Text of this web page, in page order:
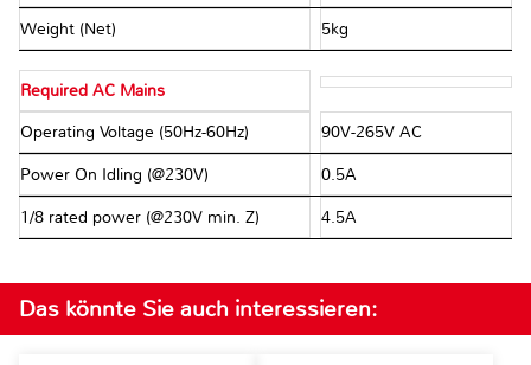
Weight (Net) 5kg
Required AC Mains
Operating Voltage (50Hz-60Hz) 90V-265V AC
Power On Idling (@230V) 0.5A
1/8 rated power (@230V min. Z) 4.5A
Das könnte Sie auch interessieren: